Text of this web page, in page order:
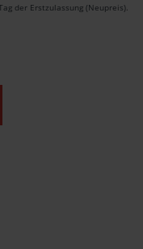
der Erstzulassung (Neupreis).